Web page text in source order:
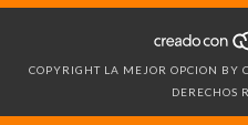
COPYRIGHT LA MEJOR OPCION BY
DERECHOS